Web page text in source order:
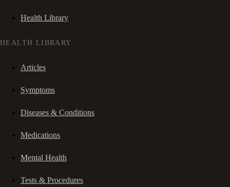
Health Library
HEALTH LIBRARY
Articles
Symptoms
Diseases & Conditions
Medications
Mental Health
Tests & Procedures